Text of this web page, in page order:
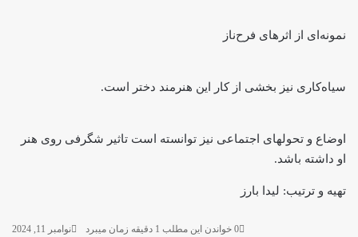
نمونه‌ای از اثرهای فرح‌ناز
سیاه‌کاری نیز بخشی از کار این هنرمند دختر است.
اوضاع و تحول‎های اجتماعی نیز توانسته است تاثیر شگرفی روی هنر
او داشته باشد.
تهیه و ترتیب: لیدا بارز
نوامبر 11, 2024 0 خواندن این مطلب 1 دقیقه زمان میبرد